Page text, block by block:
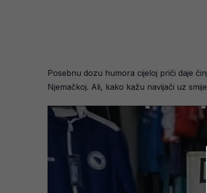
Posebnu dozu humora cijeloj priči daje
Njemačkoj. Ali, kako kažu navijači uz